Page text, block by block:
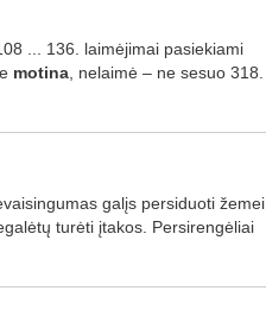
... 136. laimėjimai pasiekiami
motina, nelaimė – ne sesuo 318.
galįs persiduoti žemei
turėti įtakos. Persirengėliai